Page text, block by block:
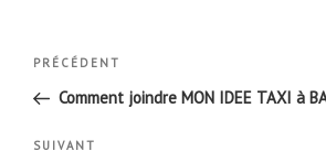
Navigation
l’article
Article
précédent
PRÉCÉDENT
Comment joindre MON IDEE TAXI à
Article
SUIVANT